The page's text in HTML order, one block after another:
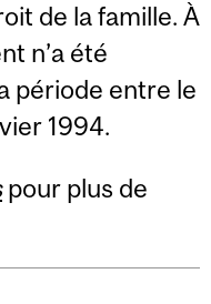
de la famille. À
n’a été
période entre le
1994.
pour plus de